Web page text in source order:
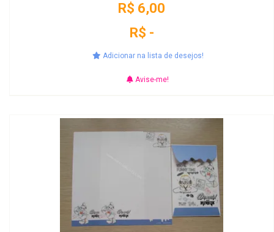
R$ 6,00
R$ -
Adicionar na lista de desejos!
Avise-me!